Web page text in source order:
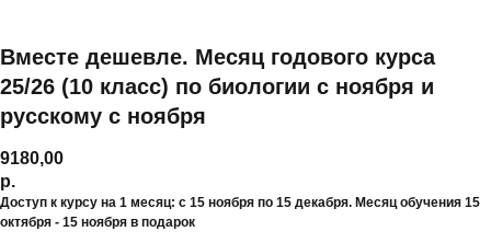
Вместе дешевле. Месяц годового курса
25/26 (10 класс) по биологии с ноября и
русскому с ноября
9180,00
р.
Доступ к курсу на 1 месяц: с 15 ноября по 15 декабря. Месяц обучения 15
октября - 15 ноября в подарок